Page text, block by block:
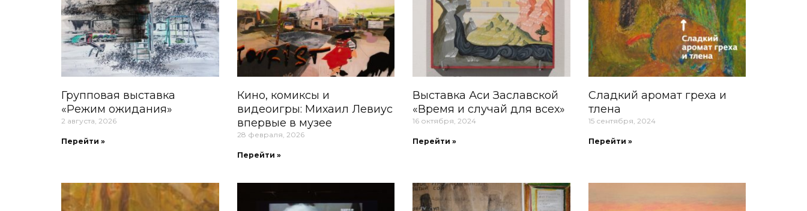
Групповая выставка
«Режим ожидания»
2 августа, 2026
Перейти »
Кино, комиксы и
видеоигры: Михаил Левиус
впервые в музее
28 февраля, 2026
Перейти »
Выставка Аси Заславской
«Время и случай для всех»
16 октября, 2024
Перейти »
Сладкий аромат греха и
тлена
15 сентября, 2024
Перейти »